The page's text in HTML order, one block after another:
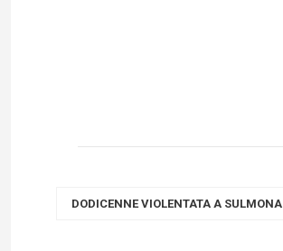
DODICENNE VIOLENTATA A SULMONA